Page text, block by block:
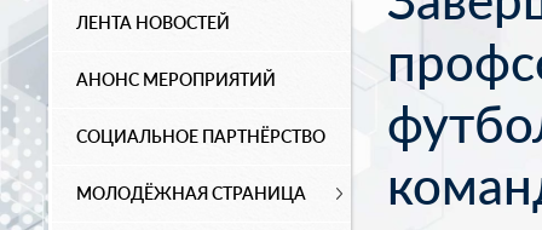
ЛЕНТА НОВОСТЕЙ
АНОНС МЕРОПРИЯТИЙ
СОЦИАЛЬНОЕ ПАРТНЁРСТВО
МОЛОДЁЖНАЯ СТРАНИЦА